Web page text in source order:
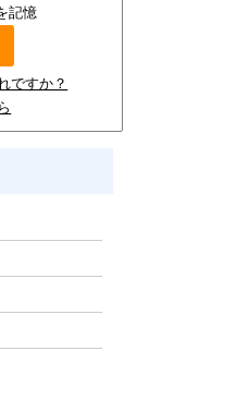
記憶
ですか？